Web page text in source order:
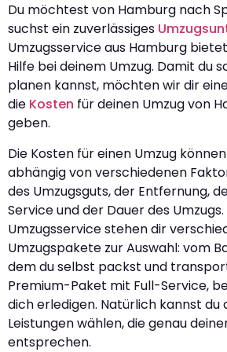
Du möchtest von Hamburg nach
suchst ein zuverlässiges
Umzugsservice aus Hamburg
Hilfe bei deinem Umzug. Damit du
planen kannst, möchten wir dir
die Kosten für deinen Umzug von
geben.
Die Kosten für einen Umzug
abhängig von verschiedenen
des Umzugsguts, der Entfernung,
Service und der Dauer des Umzugs.
Umzugsservice stehen dir
Umzugspakete zur Auswahl: vom
dem du selbst packst und
Premium-Paket mit Full-Service,
dich erledigen. Natürlich kannst du
Leistungen wählen, die genau
entsprechen.